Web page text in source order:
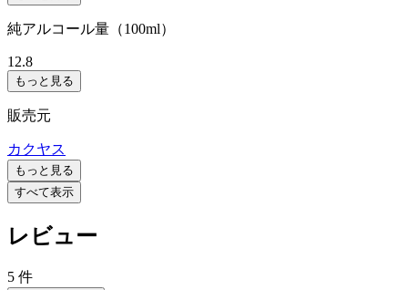
純アルコール量（100ml）
12.8
もっと見る
販売元
カクヤス
もっと見る
すべて表示
レビュー
5 件